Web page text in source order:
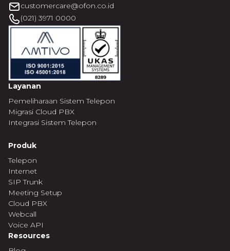
customercare@ofon.co.id
(021) 3971 0000
Layanan
Pemeliharaan Sistem Telepon
Migrasi Cloud PBX
Integrasi Sistem Telepon
Produk
Telepon
Internet
SIP Trunk
Meeting Setup
Cloud PBX
Webcall
Voice API
Resources